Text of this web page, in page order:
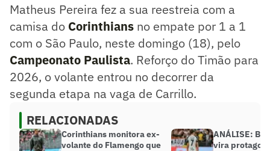
Matheus Pereira fez a sua reestreia com a
camisa do Corinthians no empate por 1 a 1
com o São Paulo, neste domingo (18), pelo
Campeonato Paulista. Reforço do Timão para
2026, o volante entrou no decorrer da
segunda etapa na vaga de Carrillo.
RELACIONADAS
Corinthians monitora ex-
volante do Flamengo que
ANÁLISE:
vira